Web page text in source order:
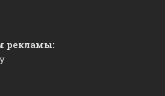
рекламы: